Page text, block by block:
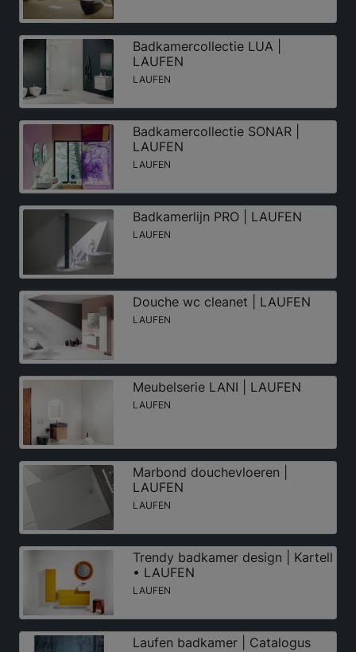
Badkamercollectie LUA |
LAUFEN
LAUFEN
Badkamercollectie SONAR |
LAUFEN
LAUFEN
Badkamerlijn PRO | LAUFEN
LAUFEN
Douche wc cleanet | LAUFEN
LAUFEN
Meubelserie LANI | LAUFEN
LAUFEN
Marbond douchevloeren |
LAUFEN
LAUFEN
Trendy badkamer design | Kartell
• LAUFEN
LAUFEN
Laufen badkamer | Catalogus